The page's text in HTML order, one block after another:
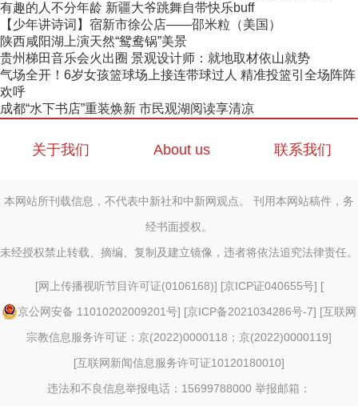
有趣的人不分年龄 新疆大爷跳舞自带快乐buff
【少年讲诗词】宿新市徐公店——邵米粒（美国）
陕西咸阳湖上演天然“鸳鸯锅”美景
贵州梯田音乐会火出圈 景观设计师：就地取材依山就势
气场全开！6岁女孩篮球场上接连带球过人 精准投篮引全场阵阵
欢呼
成都“水下书店”重装焕新 市民观湖阅读享清凉
关于我们 About us 联系我们
本网站所刊载信息，不代表中新社和中新网观点。 刊用本网站稿件，务
经书面授权。
未经授权禁止转载、摘编、复制及建立镜像，违者将依法追究法律责任。
[网上传播视听节目许可证(0106168)] [京ICP证040655号] [
京公网安备 11010202009201号] [京ICP备2021034286号-7] [互联网
宗教信息服务许可证：京(2022)0000118；京(2022)0000119]
[互联网新闻信息服务许可证10120180010]
违法和不良信息举报电话：15699788000 举报邮箱：